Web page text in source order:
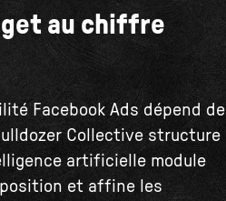
au chiffre
Facebook Ads dépend de
Collective structure
artificielle module
et affine les